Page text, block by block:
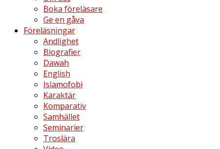
Boka föreläsare
Ge en gåva
Föreläsningar
Andlighet
Biografier
Dawah
English
Islamofobi
Karaktär
Komparativ
Samhället
Seminarier
Troslära